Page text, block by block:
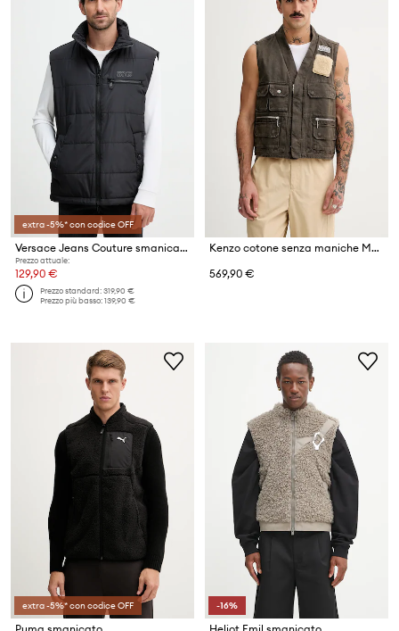
extra -5%* con codice OFF
Versace Jeans Couture smanicato
Prezzo attuale:
129,90 €
Prezzo standard:319,90 €
Prezzo più basso:139,90 €
Kenzo cotone senza maniche Multipocket Gilet
569,90 €
extra -5%* con codice OFF -16%